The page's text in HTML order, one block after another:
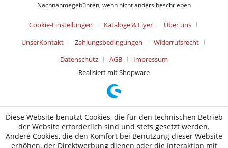
Nachnahmegebühren, wenn nicht anders beschrieben
Cookie-Einstellungen Kataloge & Flyer
Über uns
UnserKontakt
Zahlungsbedingungen
Widerrufsrecht
Datenschutz
AGB
Impressum
Realisiert mit Shopware
Diese Website benutzt Cookies, die für den technischen Betrieb
der Website erforderlich sind und stets gesetzt werden.
Andere Cookies, die den Komfort bei Benutzung dieser Website
erhöhen, der Direktwerbung dienen oder die Interaktion mit